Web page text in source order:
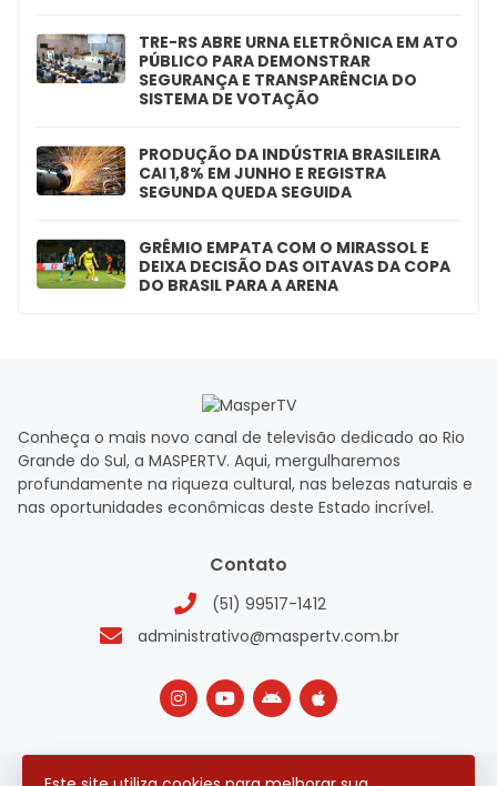
TRE-RS ABRE URNA ELETRÔNICA EM ATO
PÚBLICO PARA DEMONSTRAR
SEGURANÇA E TRANSPARÊNCIA DO
SISTEMA DE VOTAÇÃO
PRODUÇÃO DA INDÚSTRIA BRASILEIRA
CAI 1,8% EM JUNHO E REGISTRA
SEGUNDA QUEDA SEGUIDA
GRÊMIO EMPATA COM O MIRASSOL E
DEIXA DECISÃO DAS OITAVAS DA COPA
DO BRASIL PARA A ARENA
Conheça o mais novo canal de televisão dedicado ao Rio
Grande do Sul, a MASPERTV. Aqui, mergulharemos
profundamente na riqueza cultural, nas belezas naturais e
nas oportunidades econômicas deste Estado incrível.
Contato
(51) 99517-1412
administrativo@maspertv.com.br